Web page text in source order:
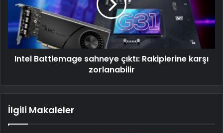
Intel Battlemage sahneye çıktı: Rakiplerine karşı
zorlanabilir
İlgili Makaleler